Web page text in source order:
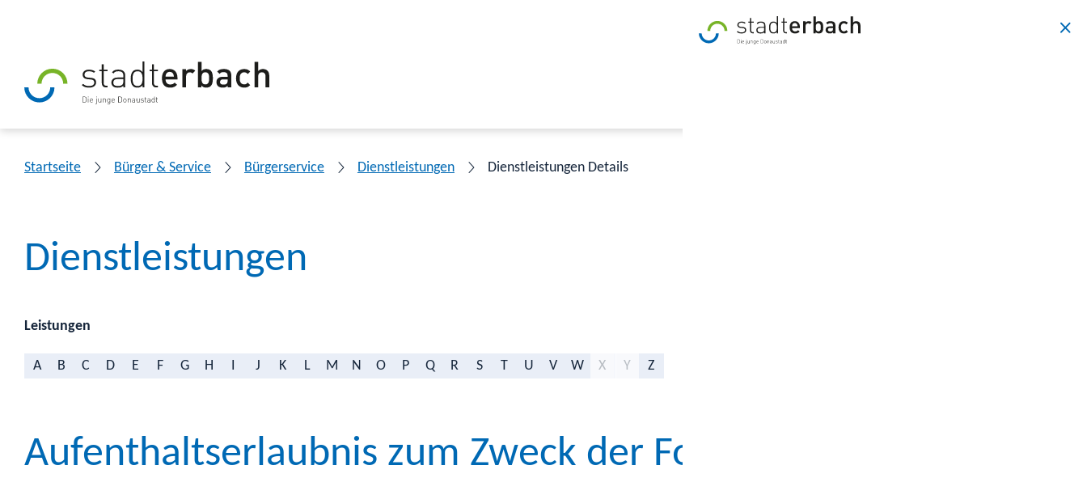
Startseite Bürger & Service Bürgerservice Dienstleistungen Dienstleistungen Details
Dienstleistungen
Leistungen
A B C D E F G H J K L M N O P Q R S T U V W X Y Z
Aufenthaltserlaubnis zum Zweck der Forschung beantragen